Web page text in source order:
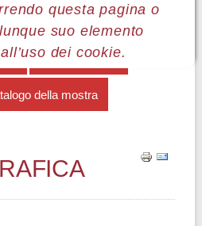
questa pagina o
suo elemento
dei cookie.
- NATELLA
Nota biografica
della mostra